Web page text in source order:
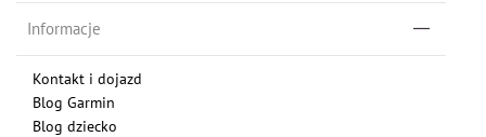
Informacje
Kontakt i dojazd
Blog Garmin
Blog dziecko